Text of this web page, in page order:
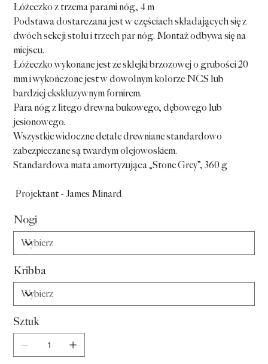
Łóżeczko z trzema parami nóg, 4 m
Podstawa dostarczana jest w częściach składających się z
dwóch sekcji stołu i trzech par nóg. Montaż odbywa się na
miejscu.
Łóżeczko wykonane jest ze sklejki brzozowej o grubości 20
mm i wykończone jest w dowolnym kolorze NCS lub
bardziej ekskluzywnym fornirem.
Para nóg z litego drewna bukowego, dębowego lub
jesionowego.
Wszystkie widoczne detale drewniane standardowo
zabezpieczane są twardym olejowoskiem.
Standardowa mata amortyzująca „Stone Grey”, 360 g
Projektant - James Minard
Nogi
Kribba
Sztuk